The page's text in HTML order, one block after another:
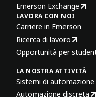
Emerson Exchange
LAVORA CON NOI
Carriere in Emerson
Ricerca di lavoro
Opportunità per
LA NOSTRA ATTIVITÀ
Sistemi di automazione
Automazione discreta